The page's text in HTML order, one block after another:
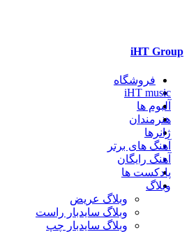
iHT Group
فروشگاه
iHT music
آلبوم ها
هنرمندان
ژانرها
آهنگ های برتر
آهنگ رایگان
پادکست ها
وبلاگ
وبلاگ عریض
وبلاگ سایدبار راست
وبلاگ سایدبار چپ